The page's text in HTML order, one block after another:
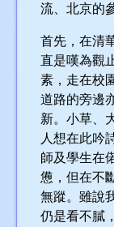
流、北京的
首先，在清
直是嘆為觀
素，走在校
道路的旁邊
新。小草、
人想在此吟
師及學生在
憊，但在不
無蹤。雖說
仍是看不膩